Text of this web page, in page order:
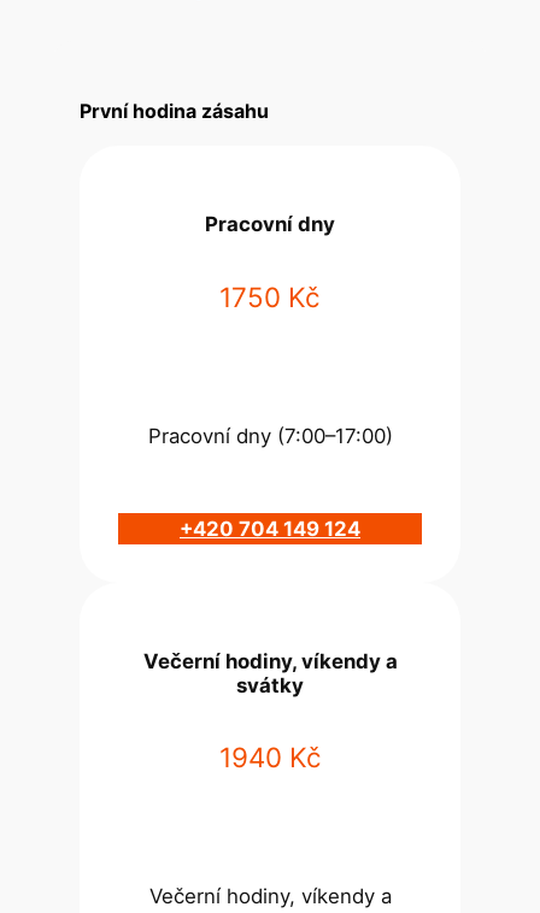
První hodina zásahu
Pracovní dny
1750 Kč
Pracovní dny (7:00–17:00)
+420 704 149 124
Večerní hodiny, víkendy a
svátky
1940 Kč
Večerní hodiny, víkendy a